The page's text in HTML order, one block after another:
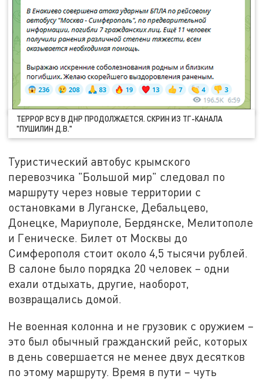
ТЕРРОР ВСУ В ДНР ПРОДОЛЖАЕТСЯ. СКРИН ИЗ ТГ-КАНАЛА
"ПУШИЛИН Д.В."
Туристический автобус крымского
перевозчика "Большой мир" следовал по
маршруту через новые территории с
остановками в Луганске, Дебальцево,
Донецке, Мариуполе, Бердянске, Мелитополе
и Геническе. Билет от Москвы до
Симферополя стоит около 4,5 тысячи рублей.
В салоне было порядка 20 человек – одни
ехали отдыхать, другие, наоборот,
возвращались домой.
Не военная колонна и не грузовик с оружием –
это был обычный гражданский рейс, которых
в день совершается не менее двух десятков
по этому маршруту. Время в пути – чуть